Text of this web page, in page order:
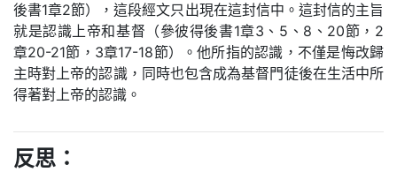
後書1章2節），這段經文只出現在這封信中。這封信的主旨
就是認識上帝和基督（參彼得後書1章3、5、8、20節，2
章20-21節，3章17-18節）。他所指的認識，不僅是悔改歸
主時對上帝的認識，同時也包含成為基督門徒後在生活中所
得著對上帝的認識。
反思：